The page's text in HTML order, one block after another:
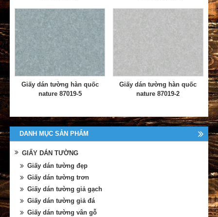
Giấy dán tường hàn quốc
nature 87019-5
Giấy dán tường hàn quốc
nature 87019-2
DANH MỤC SẢN PHẨM
GIẤY DÁN TƯỜNG
Giấy dán tường đẹp
Giấy dán tường trơn
Giấy dán tường giả gạch
Giấy dán tường giả đá
Giấy dán tường vân gỗ